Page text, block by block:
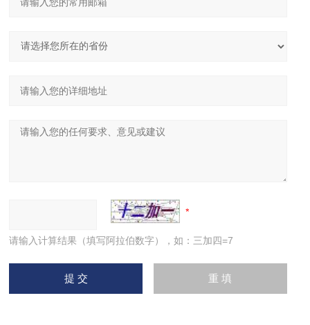
请输入计算结果（填写阿拉伯数字），如：三加四=7